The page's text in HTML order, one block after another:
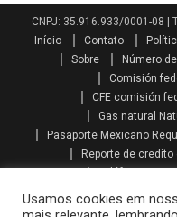
CNPJ: 35.916.933/0001-08
Início
Contato
Sobre
Número
Comisión
CFE comisión
Gas natural
Pasaporte Mexicano
Reporte de credito
Como se calcula el
Como se calcula la
Usamos cookies em